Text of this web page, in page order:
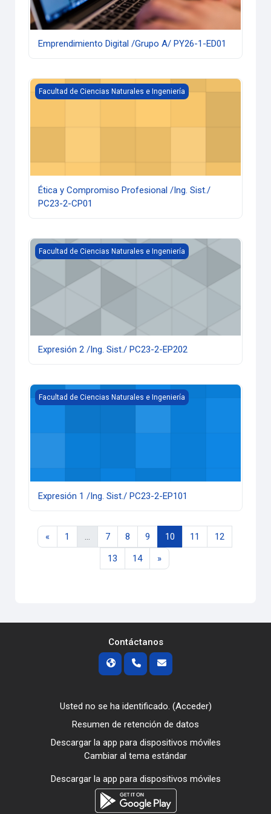
Emprendimiento Digital /Grupo A/ PY26-1-ED01
Ética y Compromiso Profesional /Ing. Sist./ PC23-2-CP01
Facultad de Ciencias Naturales e Ingeniería
Ética y Compromiso Profesional /Ing. Sist./
PC23-2-CP01
Expresión 2 /Ing. Sist./ PC23-2-EP202
Facultad de Ciencias Naturales e Ingeniería
Expresión 2 /Ing. Sist./ PC23-2-EP202
Expresión 1 /Ing. Sist./ PC23-2-EP101
Facultad de Ciencias Naturales e Ingeniería
Expresión 1 /Ing. Sist./ PC23-2-EP101
«Página anterior
1 … 7Página 7
8 Página 8
9 Página 9
10 Página 10
11 Página 11
12
13 Página 13
14Página 14
»Siguiente página
Contáctanos
Usted no se ha identificado. (Acceder)
Resumen de retención de datos
Descargar la app para dispositivos móviles
Cambiar al tema estándar
Descargar la app para dispositivos móviles